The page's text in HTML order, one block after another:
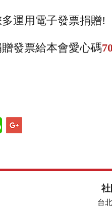
運用電子發票捐贈!
發票給本會愛心碼
台